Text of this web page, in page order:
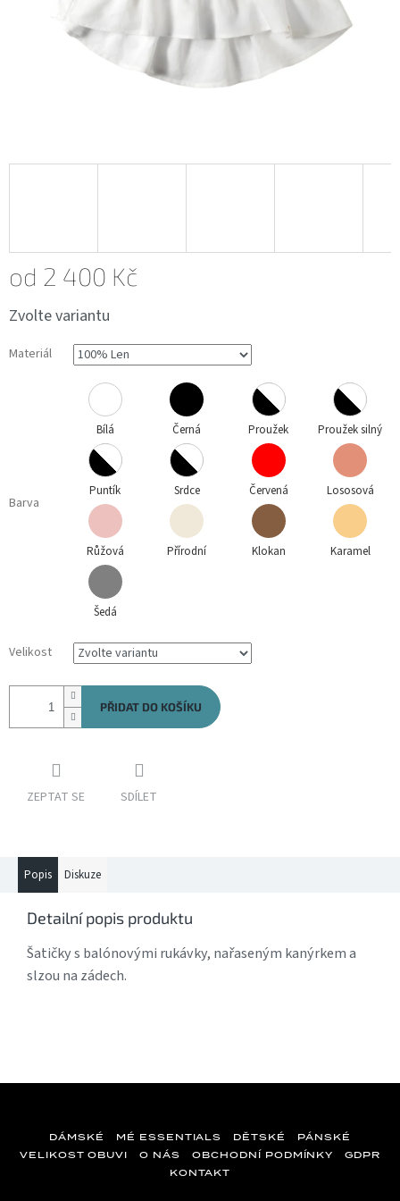
od 2 400 Kč
cena:
Zvolte variantu
Materiál
Barva
Bílá Černá Proužek Proužek silný
Puntík Srdce Červená Lososová
Růžová Přírodní Klokan Karamel
Šedá
Velikost
PŘIDAT DO KOŠÍKU
ZEPTAT SE SDÍLET
Popis Diskuze
Detailní popis produktu
Šatičky s balónovými rukávky, nařaseným kanýrkem a
slzou na zádech.
DÁMSKÉ MÉ ESSENTIALS DĚTSKÉ
PÁNSKÉ
VELIKOST OBUVI
O NÁS OBCHODNÍ PODMÍNKY
GDPR
KONTAKT